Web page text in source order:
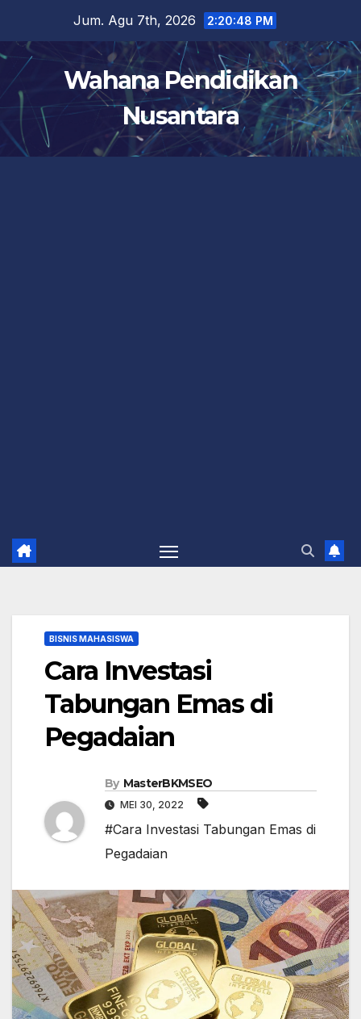
content
Jum. Agu 7th, 2026 2:20:49 PM
Wahana Pendidikan
Nusantara
BISNIS MAHASISWA
Cara Investasi
Tabungan Emas di
Pegadaian
By MasterBKMSEO
MEI 30, 2022
#Cara Investasi Tabungan Emas di
Pegadaian